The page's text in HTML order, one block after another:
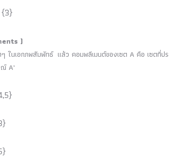
)
อกภพสัมพัทธ์ แล้ว คอมพลีเมนต์ของเซต A คือ เซตที่ประ
A’